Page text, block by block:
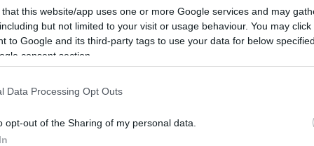
that this website/app uses one or more Google services and may
but not limited to your visit or usage behaviour. You may
to Google and its third-party tags to use your data for below
consent section.
Data Processing Opt Outs
opt-out of the Sharing of my personal data.
ο εαυτός της».
- Πού θα βρέξει σήμερα